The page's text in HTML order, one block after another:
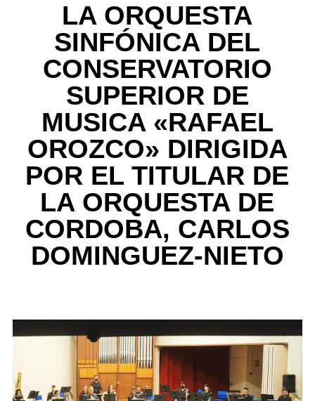
LA ORQUESTA
SINFÓNICA DEL
CONSERVATORIO
SUPERIOR DE
MUSICA «RAFAEL
OROZCO» DIRIGIDA
POR EL TITULAR DE
LA ORQUESTA DE
CORDOBA, CARLOS
DOMINGUEZ-NIETO